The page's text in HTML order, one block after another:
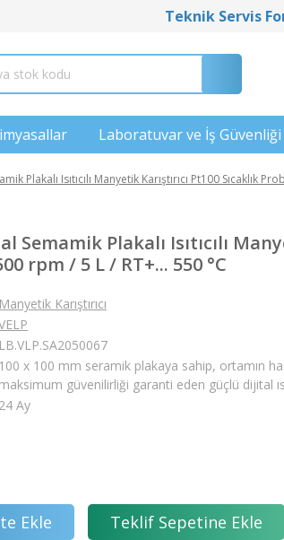
Teknik Servis
Laboratuvar ve İş Güvenliği
Plakalı Isıtıcılı Manyetik Karıştırıcı Pt100 Sıcaklık
Semamik Plakalı Isıtıcılı
rpm / 5 L / RT+... 550 °C
Manyetik Karıştırıcı
LB.VLP.SA2050067
100 x 100 mm seramik plakaya sahip, ortamın
maksimum güvenilirliği garanti eden güçlü dijital
24 Ay
Ekle Teklif Sepetine Ekle